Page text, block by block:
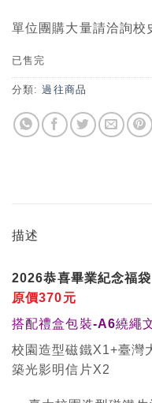
單位團購大量請洽詢
已售完
分類:過往商品
描述
2026恭喜畢業紀念福
原價370元
搭配禮盒包裝-A6繞繩
校園造型磁鐵X1+臺灣
築光影明信片X2